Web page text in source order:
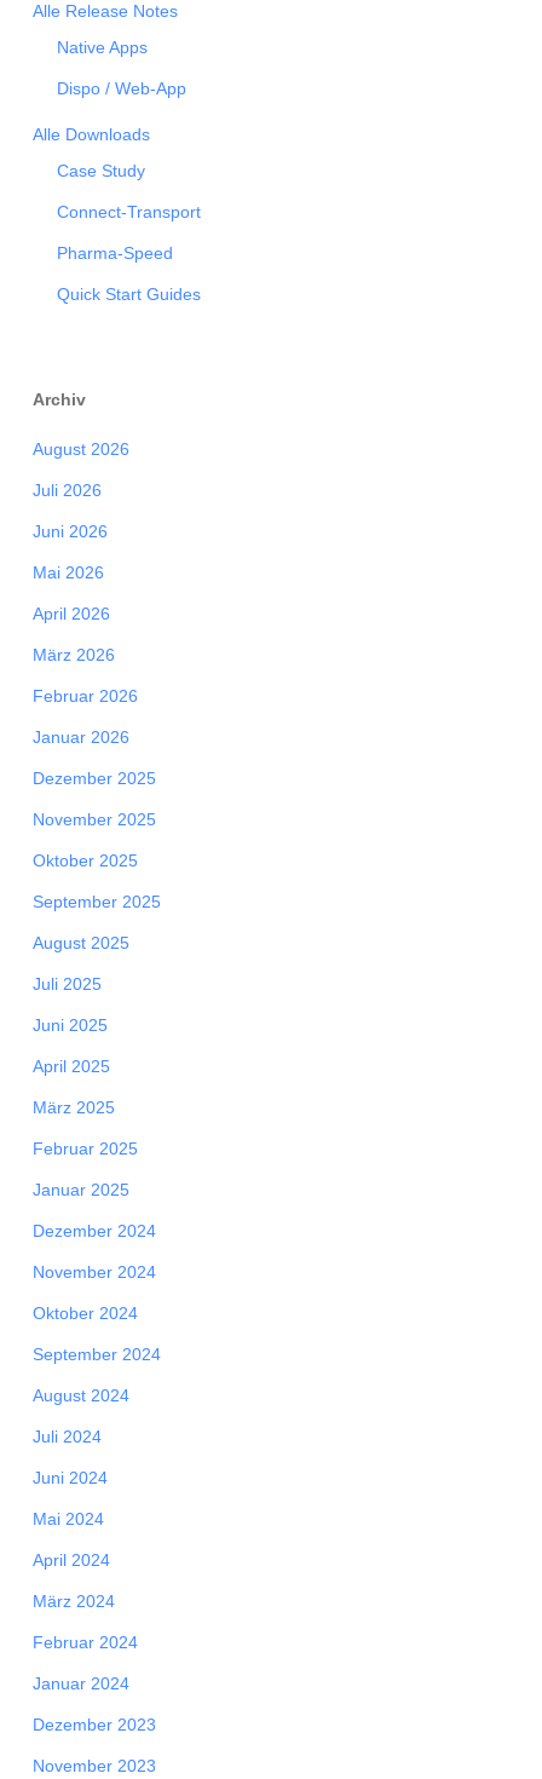
Alle Release Notes
Native Apps
Dispo / Web-App
Alle Downloads
Case Study
Connect-Transport
Pharma-Speed
Quick Start Guides
Archiv
August 2026
Juli 2026
Juni 2026
Mai 2026
April 2026
März 2026
Februar 2026
Januar 2026
Dezember 2025
November 2025
Oktober 2025
September 2025
August 2025
Juli 2025
Juni 2025
April 2025
März 2025
Februar 2025
Januar 2025
Dezember 2024
November 2024
Oktober 2024
September 2024
August 2024
Juli 2024
Juni 2024
Mai 2024
April 2024
März 2024
Februar 2024
Januar 2024
Dezember 2023
November 2023